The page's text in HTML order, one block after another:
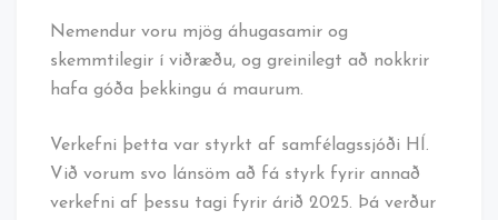
Nemendur voru mjög áhugasamir og
skemmtilegir í viðræðu, og greinilegt að nokkrir
hafa góða þekkingu á maurum.
Verkefni þetta var styrkt af samfélagssjóði HÍ.
Við vorum svo lánsöm að fá styrk fyrir annað
verkefni af þessu tagi fyrir árið 2025. Þá verður